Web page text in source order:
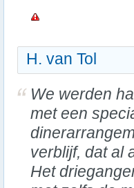
H. van Tol
We werden
met een
verblijf, dat al
Het